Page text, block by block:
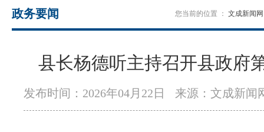
您当前的位置 ： 文成新闻网
政务要闻
县长杨德听主持召开县政府
发布时间：2026年04月22日 来源：文成新闻